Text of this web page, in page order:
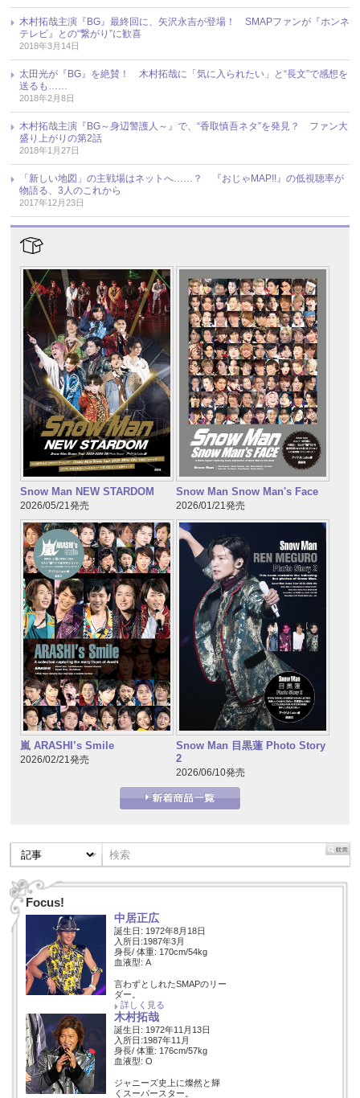
木村拓哉主演『BG』最終回に、矢沢永吉が登場！ SMAPファンが『ホンネ
テレビ』との“繋がり”に歓喜
2018年3月14日
太田光が『BG』を絶賛！ 木村拓哉に「気に入られたい」と“長文”で感想を
送るも……
2018年2月8日
木村拓哉主演『BG～身辺警護人～』で、“香取慎吾ネタ”を発見？ ファン大
盛り上がりの第2話
2018年1月27日
「新しい地図」の主戦場はネットへ……？ 『おじゃMAP!!』の低視聴率が
物語る、3人のこれから
2017年12月23日
Snow Man NEW STARDOM
2026/05/21発売
Snow Man Snow Man's Face
2026/01/21発売
嵐 ARASHI’s Smile
2026/02/21発売
Snow Man 目黒蓮 Photo Story
2
2026/06/10発売
Focus!
中居正広
誕生日: 1972年8月18日
入所日:1987年3月
身長/ 体重: 170cm/54kg
血液型: A
言わずとしれたSMAPのリー
ダー。
詳しく見る
木村拓哉
誕生日: 1972年11月13日
入所日:1987年11月
身長/ 体重: 176cm/57kg
血液型: O
ジャニーズ史上に燦然と輝
くスーパースター。